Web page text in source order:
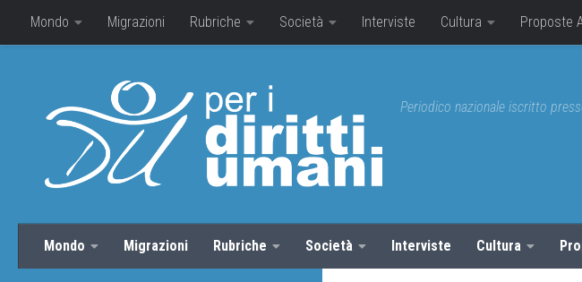
Mondo Migrazioni Rubriche Società Interviste Cultura Proposte
Periodico nazionale iscritto
Mondo Migrazioni Rubriche Società Interviste Cultura